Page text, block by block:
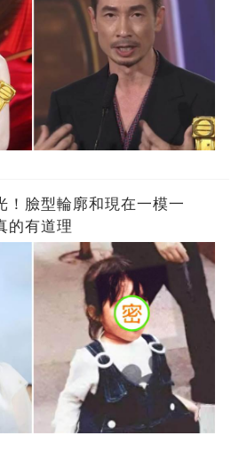
！臉型輪廓和現在一模一
的有道理